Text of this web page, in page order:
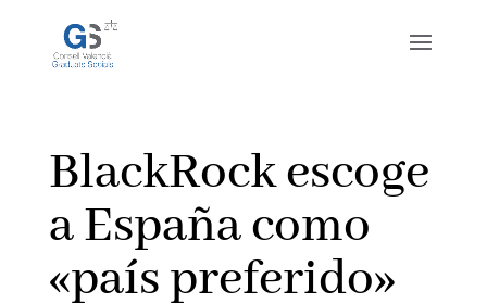
BlackRock escoge
a España como
«país preferido»